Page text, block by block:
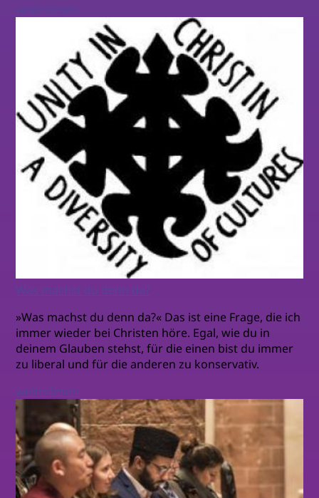
weiterlesen
Was machst du denn da?
»Was machst du denn da?« Das ist eine Frage, die ich
immer wieder bei Christen höre. Egal, wie du in
deinem Glauben stehst, für die einen bist du immer
zu liberal und für die anderen zu konservativ.
weiterlesen